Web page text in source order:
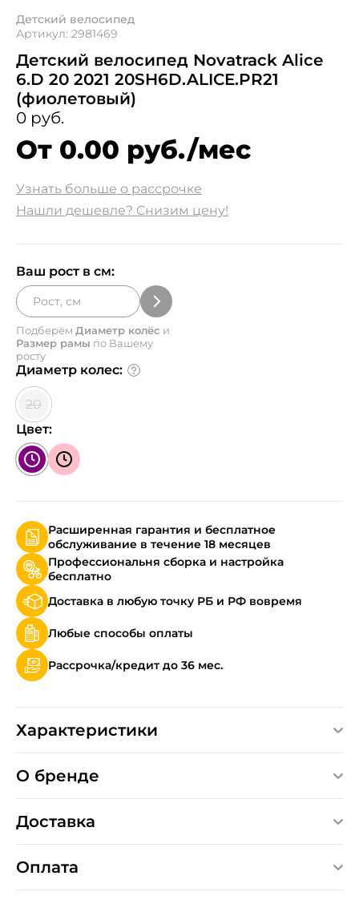
Детский велосипед
Артикул: 2981469
Детский велосипед Novatrack Aliсe
6.D 20 2021 20SH6D.ALICE.PR21
(фиолетовый)
0 руб.
От 0.00 руб./мес
Узнать больше о рассрочке
Нашли дешевле? Снизим цену!
Ваш рост в см:
Подберём Диаметр колёс и
Размер рамы по Вашему
росту
Диаметр колес:
20
Цвет:
Расширенная гарантия и бесплатное
обслуживание в течение 18 месяцев
Профессиональня сборка и настройка
бесплатно
Доставка в любую точку РБ и РФ вовремя
Любые способы оплаты
Рассрочка/кредит до 36 мес.
Характеристики
О бренде
Доставка
Оплата